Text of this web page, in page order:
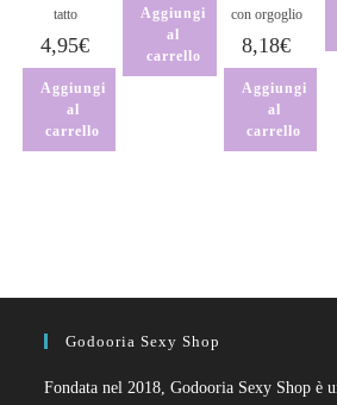
tatto
4,95€
Aggiungi
al
carrello
Aggiungi
al
carrello
con orgoglio
8,18€
Aggiungi
al
carrello
Godooria Sexy Shop
Fondata nel 2018, Godooria Sexy Shop è